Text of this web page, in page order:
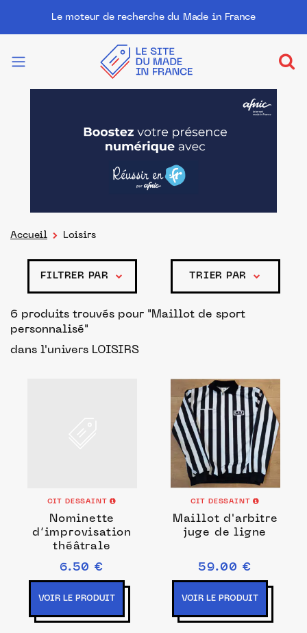
Le moteur de recherche du Made in France
Accueil Loisirs
FILTRER PAR TRIER PAR
6 produits trouvés pour "Maillot de sport
personnalisé"
dans l'univers LOISIRS
CIT DESSAINT
Nominette
d’improvisation
théâtrale
6.50 €
VOIR LE PRODUIT
CIT DESSAINT
Maillot d'arbitre
juge de ligne
59.00 €
VOIR LE PRODUIT